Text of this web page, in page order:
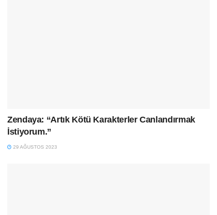
Zendaya: “Artık Kötü Karakterler Canlandırmak
İstiyorum.”
29 AĞUSTOS 2023